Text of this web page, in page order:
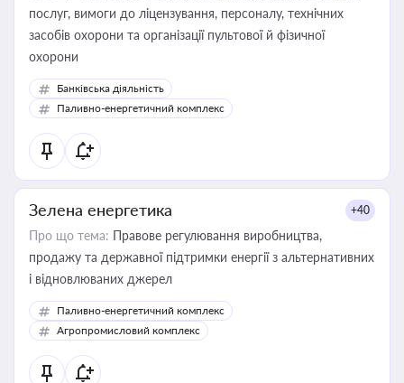
послуг, вимоги до ліцензування, персоналу, технічних
засобів охорони та організації пультової й фізичної
охорони
Банківська діяльність
Паливно-енергетичний комплекс
Зелена енергетика +40
Про що тема: Правове регулювання виробництва,
продажу та державної підтримки енергії з альтернативних
і відновлюваних джерел
Паливно-енергетичний комплекс
Агропромисловий комплекс